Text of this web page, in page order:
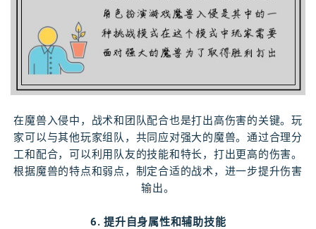
在魔兽入侵中，战术和团队配合也是打出高伤害的关键。玩
家可以与其他玩家组队，共同应对强大的魔兽。通过合理分
工和配合，可以利用队友的技能和特长，打出更高的伤害。
根据魔兽的特点和弱点，制定合适的战术，进一步提升伤害
输出。
6. 提升自身属性和辅助技能